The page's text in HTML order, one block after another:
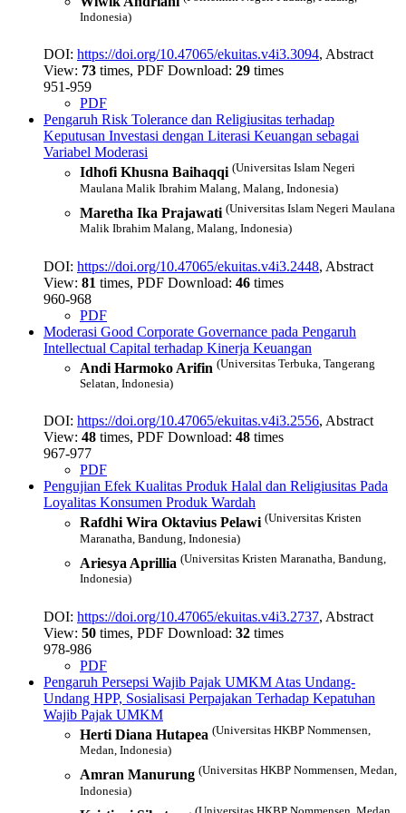
Indonesia)
DOI: https://doi.org/10.47065/ekuitas.v4i3.3094, Abstract
View: 73 times, PDF Download: 29 times
951-959
PDF
Pengaruh Risk Tolerance dan Religiusitas terhadap
Keputusan Investasi dengan Literasi Keuangan sebagai
Variabel Moderasi
Idhofi Khusna Baihaqqi (Universitas Islam Negeri
Maulana Malik Ibrahim Malang, Malang, Indonesia)
Maretha Ika Prajawati (Universitas Islam Negeri Maulana
Malik Ibrahim Malang, Malang, Indonesia)
DOI: https://doi.org/10.47065/ekuitas.v4i3.2448, Abstract
View: 81 times, PDF Download: 46 times
960-968
PDF
Moderasi Good Corporate Governance pada Pengaruh
Intellectual Capital terhadap Kinerja Keuangan
Andi Harmoko Arifin (Universitas Terbuka, Tangerang
Selatan, Indonesia)
DOI: https://doi.org/10.47065/ekuitas.v4i3.2556, Abstract
View: 48 times, PDF Download: 48 times
967-977
PDF
Pengujian Efek Kualitas Produk Halal dan Religiusitas Pada
Loyalitas Konsumen Produk Wardah
Rafdhi Wira Oktavius Pelawi (Universitas Kristen
Maranatha, Bandung, Indonesia)
Ariesya Aprillia (Universitas Kristen Maranatha, Bandung,
Indonesia)
DOI: https://doi.org/10.47065/ekuitas.v4i3.2737, Abstract
View: 50 times, PDF Download: 32 times
978-986
PDF
Pengaruh Persepsi Wajib Pajak UMKM Atas Undang-
Undang HPP, Sosialisasi Perpajakan Terhadap Kepatuhan
Wajib Pajak UMKM
Herti Diana Hutapea (Universitas HKBP Nommensen,
Medan, Indonesia)
Amran Manurung (Universitas HKBP Nommensen, Medan,
Indonesia)